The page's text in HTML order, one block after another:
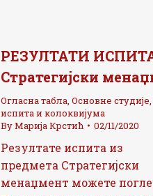
РЕЗУЛТАТИ
Стратегијски
Огласна табла, Основне студије,
испита и колоквијума
ByМарија Крстић 02/11/2020
Резултате испита из
предмета Стратегијски
менаџмент можете